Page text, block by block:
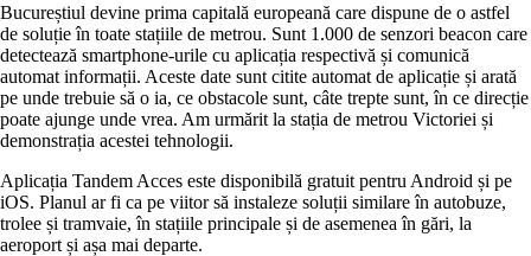
Bucureștiul devine prima capitală europeană care dispune de o astfel
de soluție în toate stațiile de metrou. Sunt 1.000 de senzori beacon care
detectează smartphone-urile cu aplicația respectivă și comunică
automat informații. Aceste date sunt citite automat de aplicație și arată
pe unde trebuie să o ia, ce obstacole sunt, câte trepte sunt, în ce direcție
poate ajunge unde vrea. Am urmărit la stația de metrou Victoriei și
demonstrația acestei tehnologii.
Aplicația Tandem Acces este disponibilă gratuit pentru Android și pe
iOS. Planul ar fi ca pe viitor să instaleze soluții similare în autobuze,
trolee și tramvaie, în stațiile principale și de asemenea în gări, la
aeroport și așa mai departe.